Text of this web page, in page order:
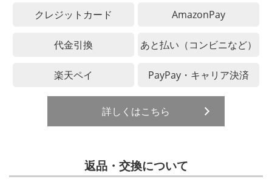
クレジットカード AmazonPay
代金引換 あと払い（コンビニなど）
楽天ペイ PayPay・キャリア決済
詳しくはこちら
返品・交換について